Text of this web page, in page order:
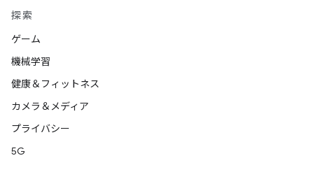
探索
ゲーム
機械学習
健康＆フィットネス
カメラ＆メディア
プライバシー
5G